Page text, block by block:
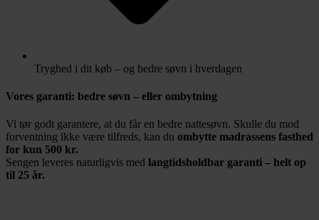
Tryghed i dit køb – og bedre søvn i hverdagen
Vores garanti: bedre søvn – eller ombytning
Vi tør godt garantere, at du får en bedre nattesøvn. Skulle du mod
forventning ikke være tilfreds, kan du ombytte madrassens fasthed
for kun 500 kr.
Sengen leveres naturligvis med langtidsholdbar garanti – helt op
til 25 år.